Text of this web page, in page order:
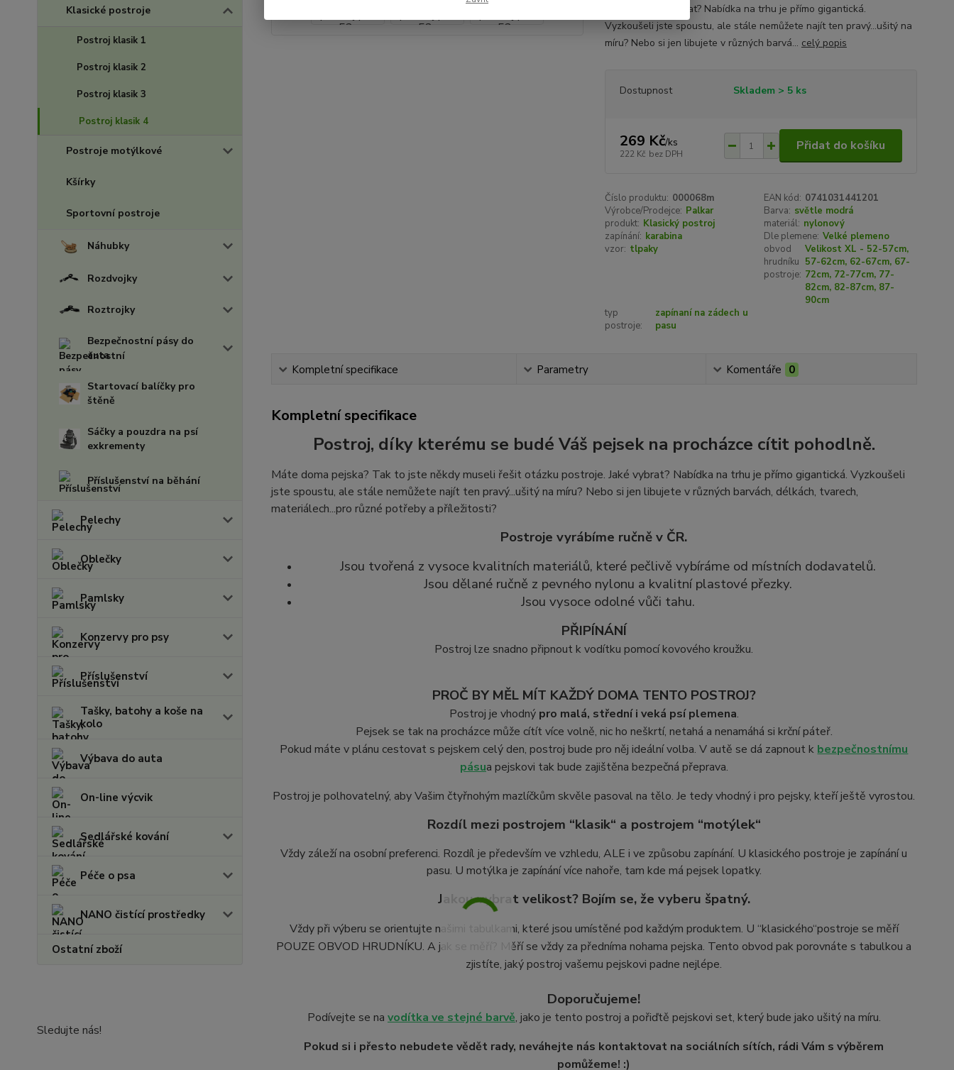
Klasické postroje
Postroj klasik 1
Postroj klasik 2
Postroj klasik 3
Postroj klasik 4
Postroje motýlkové
Kšírky
Sportovní postroje
Náhubky
Rozdvojky
Roztrojky
Bezpečnostní pásy do
auta
Startovací balíčky pro
štěně
Sáčky a pouzdra na psí
exkrementy
Příslušenství na běhání
Pelechy
Oblečky
Pamlsky
Konzervy pro psy
Příslušenství
Tašky, batohy a koše na
kolo
Výbava do auta
On-line výcvik
Sedlářské kování
Péče o psa
NANO čistící prostředky
Ostatní zboží
Sledujte nás!
postroje. Jaké vybrat? Nabídka na trhu je přímo gigantická.
Vyzkoušeli jste spoustu, ale stále nemůžete najít ten pravý...ušitý na
míru? Nebo si jen libujete v různých barvá... celý popis
Dostupnost Skladem > 5 ks
269 Kč/ks
222 Kč bez DPH
Přidat do košíku
Číslo produktu: 000068m EAN kód: 0741031441201
Výrobce/Prodejce: Palkar Barva: světle modrá
produkt: Klasický postroj materiál: nylonový
zapínání: karabina Dle plemene: Velké plemeno
vzor: tlpaky
obvod
hrudníku
postroje:
Velikost XL - 52-57cm,
57-62cm, 62-67cm, 67-
72cm, 72-77cm, 77-
82cm, 82-87cm, 87-
90cm
typ
postroje:
zapínaní na zádech u
pasu
Kompletní specifikace Parametry Komentáře 0
Kompletní specifikace
Postroj, díky kterému se budé Váš pejsek na procházce cítit pohodlně.
Máte doma pejska? Tak to jste někdy museli řešit otázku postroje. Jaké vybrat? Nabídka na trhu je přímo gigantická. Vyzkoušeli
jste spoustu, ale stále nemůžete najít ten pravý...ušitý na míru? Nebo si jen libujete v různých barvách, délkách, tvarech,
materiálech...pro různé potřeby a příležitosti?
Postroje vyrábíme ručně v ČR.
Jsou tvořená z vysoce kvalitních materiálů, které pečlivě vybíráme od místních dodavatelů.
Jsou dělané ručně z pevného nylonu a kvalitní plastové přezky.
Jsou vysoce odolné vůči tahu.
PŘIPÍNÁNÍ
Postroj lze snadno připnout k vodítku pomocí kovového kroužku.
PROČ BY MĚL MÍT KAŽDÝ DOMA TENTO POSTROJ?
Postroj je vhodný pro malá, střední i veká psí plemena.
Pejsek se tak na procházce může cítít více volně, nic ho neškrtí, netahá a nenamáhá si krční páteř.
Pokud máte v plánu cestovat s pejskem celý den, postroj bude pro něj ideální volba. V autě se dá zapnout k bezpečnostnímu
pásua pejskovi tak bude zajištěna bezpečná přeprava.
Postroj je polhovatelný, aby Vašim čtyřnohým mazlíčkům skvěle pasoval na tělo. Je tedy vhodný i pro pejsky, kteří ještě vyrostou.
Rozdíl mezi postrojem “klasik“ a postrojem “motýlek“
Vždy záleží na osobní preferenci. Rozdíl je především ve vzhledu, ALE i ve způsobu zapínání. U klasického postroje je zapínání u
pasu. U motýlka je zapínání více nahoře, tam kde má pejsek lopatky.
Jakou vybrat velikost? Bojím se, že vyberu špatný.
Vždy při výberu se orientujte našimi tabulkami, které jsou umístěné pod každým produktem. U “klasického“postroje se měří
POUZE OBVOD HRUDNÍKU. A jak se měří? Měří se vždy za předníma nohama pejska. Tento obvod pak porovnáte s tabulkou a
zjistíte, jaký postroj vašemu pejskovi padne nejlépe.
Doporučujeme!
Podívejte se na vodítka ve stejné barvě, jako je tento postroj a pořiďtě pejskovi set, který bude jako ušitý na míru.
Pokud si i přesto nebudete vědět rady, neváhejte nás kontaktovat na sociálních sítích, rádi Vám s výběrem
pomůžeme! :)